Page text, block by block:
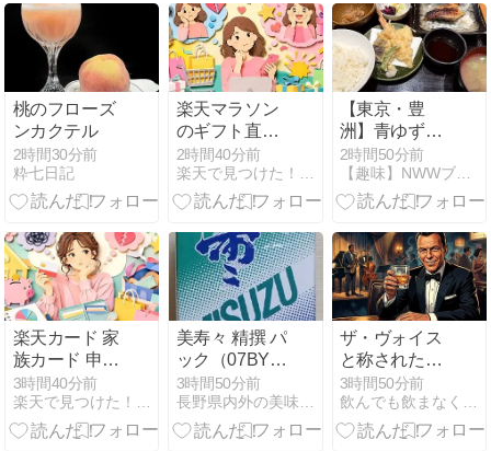
桃のフローズ
ンカクテル
2時間30分前
粋七日記
楽天マラソン
のギフト直送
で送り主の名
前表示に迷わ
ない安心ガイ
2時間40分前
【東京・豊
洲】青ゆず寅
豊洲店 銀だら
と天ぷら定食
1,580円
訪問】
2時間50分前
【趣味】NWWブログ
楽天カード 家
族カード 申し
込み前に確認
したい年会費
と発行条件
3時間40分前
美寿々 精撰 パ
ック（07BY）
美寿々酒造
3時間50分前
ザ・ヴォイス
と称されたシ
ナトラのカク
テル
3時間50分前